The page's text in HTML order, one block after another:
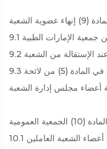
(9) إنهاء عضوية الشعبة
جمعية الإمارات الطبية
9.2 عند الإستقالة من الشعبة
9.3 عند مخالفة العضو للشروط المنصوص عليها في المادة (5) من لائحة
المادة (10) الجمعية العمومية
10.1 تتكون الجمعية العمومية للشعبة من كافة أعضاء الشعبة العاملين